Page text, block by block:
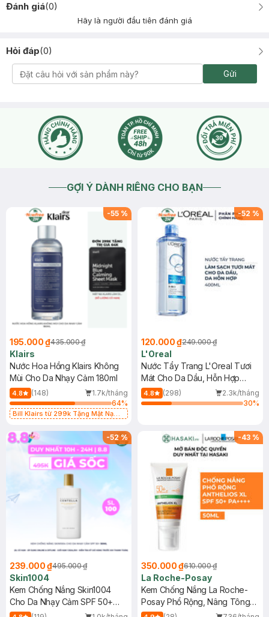
Đánh giá(0)
Hãy là người đầu tiên đánh giá
Hỏi đáp(0)
Gửi
GỢI Ý DÀNH RIÊNG CHO BẠN
-55 %
195.000 ₫435.000 ₫
Klairs
Nước Hoa Hồng Klairs Không
Mùi Cho Da Nhạy Cảm 180ml
4.8 (148)
1.7k/tháng
64%
Bill Klairs từ 299k Tặng Mặt Nạ
25ml (SL Có Hạn)
-52 %
120.000 ₫249.000 ₫
L'Oreal
Nước Tẩy Trang L'Oreal Tươi
Mát Cho Da Dầu, Hỗn Hợp
400ml
4.8 (298)
2.3k/tháng
30%
-52%
239.000 ₫495.000 ₫
Skin1004
Kem Chống Nắng Skin1004
Cho Da Nhạy Cảm SPF 50+
50ml
-43 %
350.000 ₫610.000 ₫
La Roche-Posay
Kem Chống Nắng La Roche-
Posay Phổ Rộng, Nâng Tông
Kiềm Dầu 50ml